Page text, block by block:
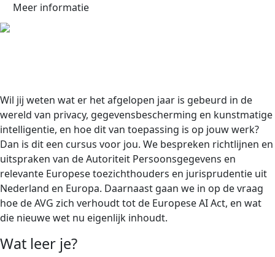
Meer informatie
Wil jij weten wat er het afgelopen jaar is gebeurd in de
wereld van privacy, gegevensbescherming en kunstmatige
intelligentie, en hoe dit van toepassing is op jouw werk?
Dan is dit een cursus voor jou. We bespreken richtlijnen en
uitspraken van de Autoriteit Persoonsgegevens en
relevante Europese toezichthouders en jurisprudentie uit
Nederland en Europa. Daarnaast gaan we in op de vraag
hoe de AVG zich verhoudt tot de Europese AI Act, en wat
die nieuwe wet nu eigenlijk inhoudt.
Wat leer je?